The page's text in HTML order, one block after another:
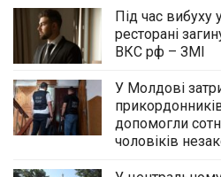
Під час
ресторані
ВКС рф – ЗМІ
У Молдові
допомогли
чоловіків